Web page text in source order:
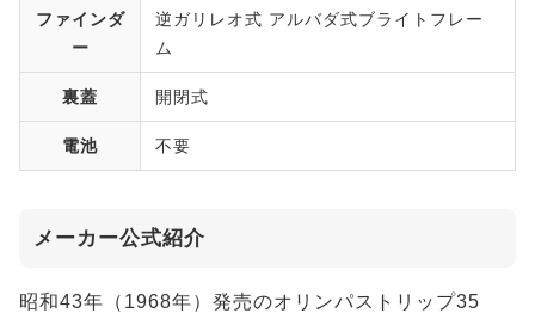
ファインダ
ー
逆ガリレオ式 アルバダ式ブライトフレー
ム
裏蓋 開閉式
電池 不要
メーカー公式紹介
昭和43年（1968年）発売のオリンパストリップ35